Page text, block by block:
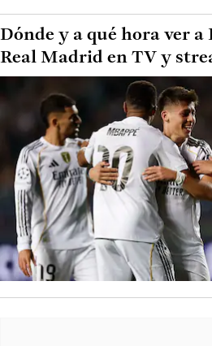
Dónde y a qué hora ver a
Real Madrid en TV y